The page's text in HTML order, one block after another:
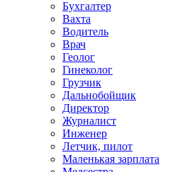
Бухгалтер
Вахта
Водитель
Врач
Геолог
Гинеколог
Грузчик
Дальнобойщик
Директор
Журналист
Инженер
Летчик, пилот
Маленькая зарплата